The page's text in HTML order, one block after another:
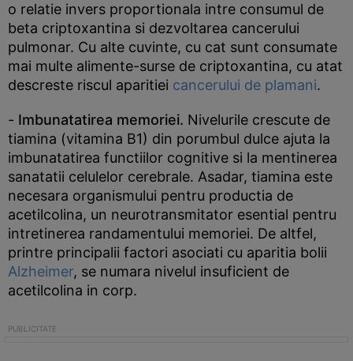
o relatie invers proportionala intre consumul de
beta criptoxantina si dezvoltarea cancerului
pulmonar. Cu alte cuvinte, cu cat sunt consumate
mai multe alimente-surse de criptoxantina, cu atat
descreste riscul aparitiei cancerului de plamani.
- Imbunatatirea memoriei. Nivelurile crescute de
tiamina (vitamina B1) din porumbul dulce ajuta la
imbunatatirea functiilor cognitive si la mentinerea
sanatatii celulelor cerebrale. Asadar, tiamina este
necesara organismului pentru productia de
acetilcolina, un neurotransmitator esential pentru
intretinerea randamentului memoriei. De altfel,
printre principalii factori asociati cu aparitia bolii
Alzheimer, se numara nivelul insuficient de
acetilcolina in corp.